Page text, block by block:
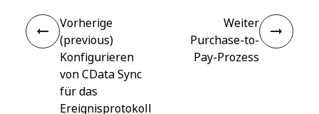
Vorherige
(previous)
Konfigurieren
von CData Sync
für das
Ereignisprotokoll
Weiter
Purchase-to-
Pay-Prozess